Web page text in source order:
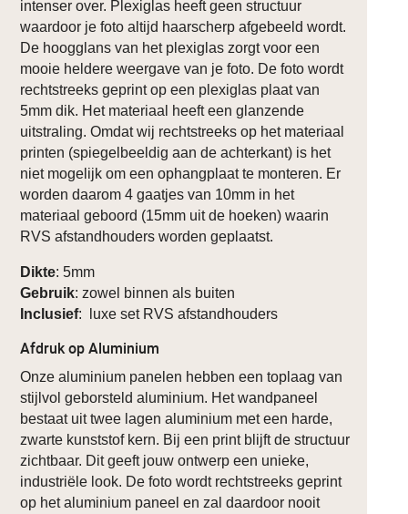
intenser over. Plexiglas heeft geen structuur
waardoor je foto altijd haarscherp afgebeeld wordt.
De hoogglans van het plexiglas zorgt voor een
mooie heldere weergave van je foto. De foto wordt
rechtstreeks geprint op een plexiglas plaat van
5mm dik. Het materiaal heeft een glanzende
uitstraling. Omdat wij rechtstreeks op het materiaal
printen (spiegelbeeldig aan de achterkant) is het
niet mogelijk om een ophangplaat te monteren. Er
worden daarom 4 gaatjes van 10mm in het
materiaal geboord (15mm uit de hoeken) waarin
RVS afstandhouders worden geplaatst.
Dikte: 5mm
Gebruik: zowel binnen als buiten
Inclusief: luxe set RVS afstandhouders
Afdruk op Aluminium
Onze aluminium panelen hebben een toplaag van
stijlvol geborsteld aluminium. Het wandpaneel
bestaat uit twee lagen aluminium met een harde,
zwarte kunststof kern. Bij een print blijft de structuur
zichtbaar. Dit geeft jouw ontwerp een unieke,
industriële look. De foto wordt rechtstreeks geprint
op het aluminium paneel en zal daardoor nooit